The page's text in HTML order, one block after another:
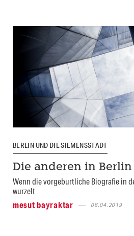
BERLIN UND DIE SIEMENSSTADT
Die anderen in Berlin
Wenn die vorgeburtliche Biografie in
wurzelt
mesut bayraktar
08.04.2019